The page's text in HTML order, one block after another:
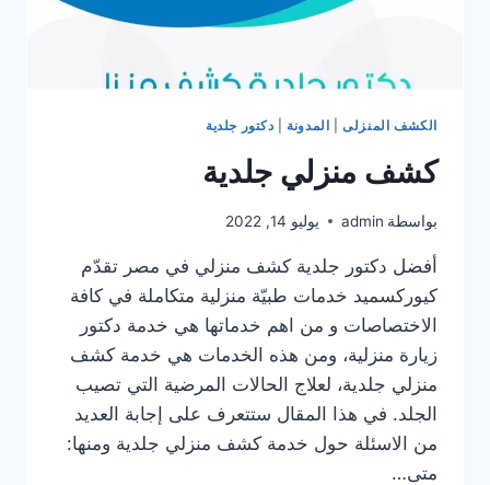
الكشف المنزلى| المدونة دكتور جلدية
كشف منزلي جلدية
بواسطة admin يوليو 14, 2022
أفضل دكتور جلدية كشف منزلي في مصر تقدّم
كيوركسميد خدمات طبيّة منزلية متكاملة في كافة
الاختصاصات و من اهم خدماتها هي خدمة دكتور
زيارة منزلية، ومن هذه الخدمات هي خدمة كشف
منزلي جلدية، لعلاج الحالات المرضية التي تصيب
الجلد. في هذا المقال ستتعرف على إجابة العديد
من الاسئلة حول خدمة كشف منزلي جلدية ومنها:
متى…